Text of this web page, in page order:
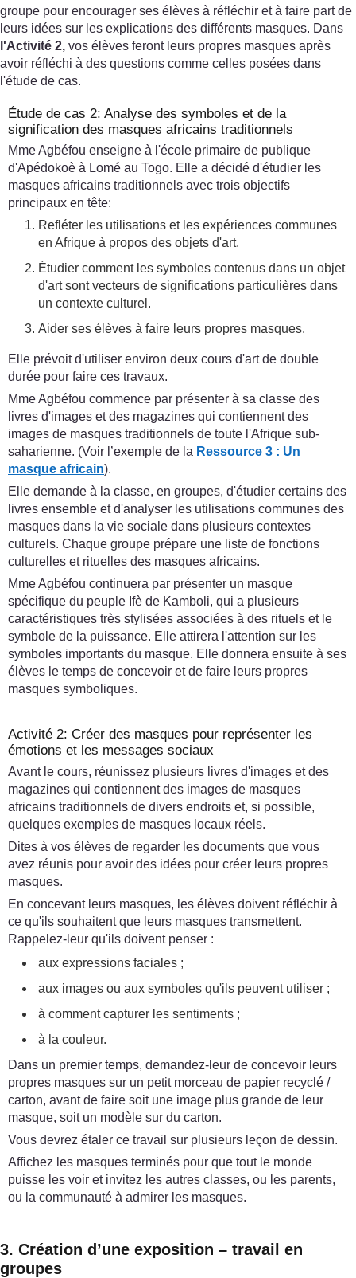
groupe pour encourager ses élèves à réfléchir et à faire part de
leurs idées sur les explications des différents masques. Dans
l'Activité 2, vos élèves feront leurs propres masques après
avoir réfléchi à des questions comme celles posées dans
l'étude de cas.
Étude de cas 2: Analyse des symboles et de la
signification des masques africains traditionnels
Mme Agbéfou enseigne à l'école primaire de publique
d'Apédokoè à Lomé au Togo. Elle a décidé d'étudier les
masques africains traditionnels avec trois objectifs
principaux en tête:
Refléter les utilisations et les expériences communes
en Afrique à propos des objets d'art.
Étudier comment les symboles contenus dans un objet
d'art sont vecteurs de significations particulières dans
un contexte culturel.
Aider ses élèves à faire leurs propres masques.
Elle prévoit d'utiliser environ deux cours d'art de double
durée pour faire ces travaux.
Mme Agbéfou commence par présenter à sa classe des
livres d'images et des magazines qui contiennent des
images de masques traditionnels de toute l'Afrique sub-
saharienne. (Voir l’exemple de la Ressource 3 : Un
masque africain).
Elle demande à la classe, en groupes, d'étudier certains des
livres ensemble et d'analyser les utilisations communes des
masques dans la vie sociale dans plusieurs contextes
culturels. Chaque groupe prépare une liste de fonctions
culturelles et rituelles des masques africains.
Mme Agbéfou continuera par présenter un masque
spécifique du peuple Ifè de Kamboli, qui a plusieurs
caractéristiques très stylisées associées à des rituels et le
symbole de la puissance. Elle attirera l'attention sur les
symboles importants du masque. Elle donnera ensuite à ses
élèves le temps de concevoir et de faire leurs propres
masques symboliques.
Activité 2: Créer des masques pour représenter les
émotions et les messages sociaux
Avant le cours, réunissez plusieurs livres d'images et des
magazines qui contiennent des images de masques
africains traditionnels de divers endroits et, si possible,
quelques exemples de masques locaux réels.
Dites à vos élèves de regarder les documents que vous
avez réunis pour avoir des idées pour créer leurs propres
masques.
En concevant leurs masques, les élèves doivent réfléchir à
ce qu'ils souhaitent que leurs masques transmettent.
Rappelez-leur qu'ils doivent penser :
aux expressions faciales ;
aux images ou aux symboles qu'ils peuvent utiliser ;
à comment capturer les sentiments ;
à la couleur.
Dans un premier temps, demandez-leur de concevoir leurs
propres masques sur un petit morceau de papier recyclé /
carton, avant de faire soit une image plus grande de leur
masque, soit un modèle sur du carton.
Vous devrez étaler ce travail sur plusieurs leçon de dessin.
Affichez les masques terminés pour que tout le monde
puisse les voir et invitez les autres classes, ou les parents,
ou la communauté à admirer les masques.
3. Création d’une exposition – travail en
groupes